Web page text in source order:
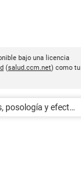
bajo una licencia
(salud.ccm.net) como tu
posología y efectos